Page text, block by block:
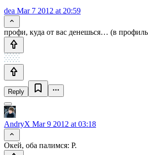
dea Mar 7 2012 at 20:59
профи, куда от вас денешься… (в
Reply
AndryX Mar 9 2012 at 03:18
Окей, оба палимся: Р.